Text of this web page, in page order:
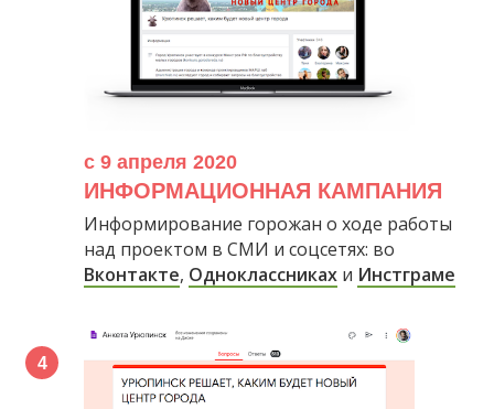
с 9 апреля 2020
ИНФОРМАЦИОННАЯ КАМПАНИЯ
Информирование горожан о ходе работы
над проектом в СМИ и соцсетях: во
Вконтакте, Одноклассниках и Инстграме